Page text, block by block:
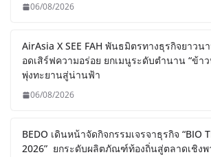
06/08/2026
AirAsia X SEE FAH พันธมิตรทางธุรกิจยาวน
อดเสิร์ฟความอร่อย ยกเมนูระดับตำนาน “ข้า
พุ่งทะยานสู่น่านฟ้า
06/08/2026
BEDO เดินหน้าจัดกิจกรรมเจรจาธุรกิจ “BIO
2026” ยกระดับผลิตภัณฑ์ท้องถิ่นสู่ตลาดเชิง